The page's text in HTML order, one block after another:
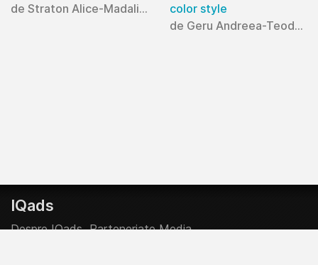
de Straton Alice-Madalina
color style
de Geru Andreea-Teodora
IQads
Despre IQads Parteneriate Media